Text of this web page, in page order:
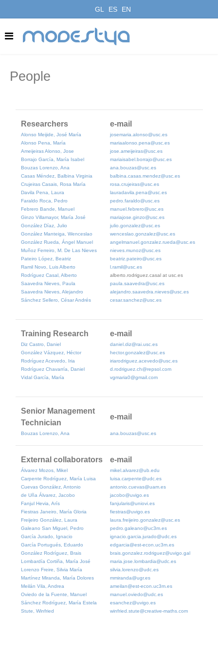
GL ES EN
modestya
People
Researchers e-mail
Alonso Meijide, José María
josemaria.alonso@usc.es
Alonso Pena, María
mariaalonso.pena@usc.es
Ameijeiras Alonso, Jose
jose.ameijeiras@usc.es
Borrajo García, María Isabel
mariaisabel.borrajo@usc.es
Bouzas Lorenzo, Ana
ana.bouzas@usc.es
Casas Méndez, Balbina Virginia
balbina.casas.mendez@usc.es
Crujeiras Casais, Rosa María
rosa.crujeiras@usc.es
Davila Pena, Laura
lauradavila.pena@usc.es
Faraldo Roca, Pedro
pedro.faraldo@usc.es
Febrero Bande, Manuel
manuel.febrero@usc.es
Ginzo Villamayor, María José
mariajose.ginzo@usc.es
González Díaz, Julio
julio.gonzalez@usc.es
González Manteiga, Wenceslao
wenceslao.gonzalez@usc.es
González Rueda, Ángel Manuel
angelmanuel.gonzalez.rueda@usc.es
Muñoz Ferreiro, M. De Las Nieves
nieves.munoz@usc.es
Pateiro López, Beatriz
beatriz.pateiro@usc.es
Ramil Novo, Luis Alberto
l.ramil@usc.es
Rodríguez Casal, Alberto
alberto.rodriguez.casal at usc.es
Saavedra Nieves, Paula
paula.saavedra@usc.es
Saavedra Nieves, Alejandro
alejandro.saavedra.nieves@usc.es
Sánchez Sellero, César Andrés
cesar.sanchez@usc.es
Training Research e-mail
Diz Castro, Daniel
daniel.diz@rai.usc.es
González Vázquez, Héctor
hector.gonzalez@usc.es
Rodríguez Acevedo, Iria
iriarodriguez.acevedo@usc.es
Rodríguez Chavarría, Daniel
d.rodriguez.ch@repsol.com
Vidal García, María
vgmaria0@gmail.com
Senior Management
Technician
e-mail
Bouzas Lorenzo, Ana ana.bouzas@usc.es
External collaborators e-mail
Álvarez Mozos, Mikel
mikel.alvarez@ub.edu
Carpente Rodríguez, María Luisa
luisa.carpente@udc.es
Cuevas González, Antonio
antonio.cuevas@uam.es
de Uña Álvarez, Jacobo
jacobo@uvigo.es
Fanjul Hevia, Arís
fanjularis@uniovi.es
Fiestras Janeiro, María Gloria
fiestras@uvigo.es
Freijeiro González, Laura
laura.freijeiro.gonzalez@usc.es
Galeano San Miguel, Pedro
pedro.galeano@uc3m.es
García Jurado, Ignacio
ignacio.garcia.jurado@udc.es
García Portugués, Eduardo
edgarcia@est-econ.uc3m.es
González Rodríguez, Brais
brais.gonzalez.rodriguez@uvigo.gal
Lombardía Cortiña, María José
maria.jose.lombardia@udc.es
Lorenzo Freire, Silvia María
silvia.lorenzo@udc.es
Martínez Miranda, María Dolores
mmiranda@ugr.es
Meilán Vila, Andrea
ameilan@est-econ.uc3m.es
Oviedo de la Fuente, Manuel
manuel.oviedo@udc.es
Sánchez Rodríguez, María Estela
esanchez@uvigo.es
Stute, Winfried
winfried.stute@creative-maths.com